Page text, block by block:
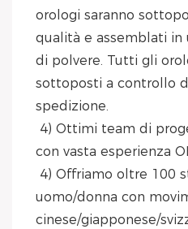
orologi saranno
qualità e assemblati in
di polvere. Tutti gli
sottoposti a controllo
spedizione.
con vasta esperienza
uomo/donna con
cinese/giapponese/